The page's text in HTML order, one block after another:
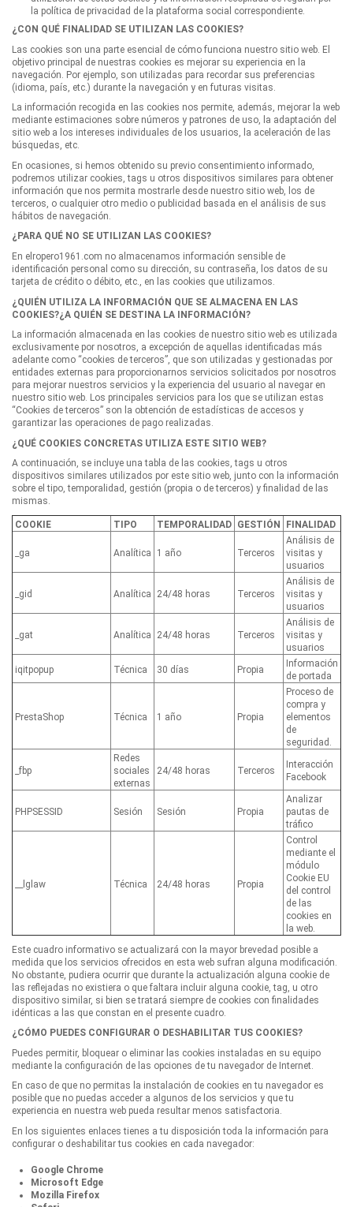
la política de privacidad de la plataforma social correspondiente.
¿CON QUÉ FINALIDAD SE UTILIZAN LAS COOKIES?
Las cookies son una parte esencial de cómo funciona nuestro sitio web. El
objetivo principal de nuestras cookies es mejorar su experiencia en la
navegación. Por ejemplo, son utilizadas para recordar sus preferencias
(idioma, país, etc.) durante la navegación y en futuras visitas.
La información recogida en las cookies nos permite, además, mejorar la web
mediante estimaciones sobre números y patrones de uso, la adaptación del
sitio web a los intereses individuales de los usuarios, la aceleración de las
búsquedas, etc.
En ocasiones, si hemos obtenido su previo consentimiento informado,
podremos utilizar cookies, tags u otros dispositivos similares para obtener
información que nos permita mostrarle desde nuestro sitio web, los de
terceros, o cualquier otro medio o publicidad basada en el análisis de sus
hábitos de navegación.
¿PARA QUÉ NO SE UTILIZAN LAS COOKIES?
En elropero1961.com no almacenamos información sensible de
identificación personal como su dirección, su contraseña, los datos de su
tarjeta de crédito o débito, etc., en las cookies que utilizamos.
¿QUIÉN UTILIZA LA INFORMACIÓN QUE SE ALMACENA EN LAS
COOKIES?¿A QUIÉN SE DESTINA LA INFORMACIÓN?
La información almacenada en las cookies de nuestro sitio web es utilizada
exclusivamente por nosotros, a excepción de aquellas identificadas más
adelante como “cookies de terceros”, que son utilizadas y gestionadas por
entidades externas para proporcionarnos servicios solicitados por nosotros
para mejorar nuestros servicios y la experiencia del usuario al navegar en
nuestro sitio web. Los principales servicios para los que se utilizan estas
“Cookies de terceros” son la obtención de estadísticas de accesos y
garantizar las operaciones de pago realizadas.
¿QUÉ COOKIES CONCRETAS UTILIZA ESTE SITIO WEB?
A continuación, se incluye una tabla de las cookies, tags u otros
dispositivos similares utilizados por este sitio web, junto con la información
sobre el tipo, temporalidad, gestión (propia o de terceros) y finalidad de las
mismas.
COOKIE TIPO TEMPORALIDAD GESTIÓN FINALIDAD
_ga Analítica 1 año Terceros
Análisis de
visitas y
usuarios
_gid Analítica 24/48 horas Terceros
Análisis de
visitas y
usuarios
_gat Analítica 24/48 horas Terceros
Análisis de
visitas y
usuarios
iqitpopup
Técnica 30 días Propia
Información
de portada
PrestaShop Técnica 1 año Propia
Proceso de
compra y
elementos
de
seguridad.
_fbp
Redes
sociales
externas
24/48 horas Terceros
Interacción
Facebook
PHPSESSID Sesión Sesión Propia
Analizar
pautas de
tráfico
__lglaw Técnica 24/48 horas Propia
Control
mediante el
módulo
Cookie EU
del control
de las
cookies en
la web.
Este cuadro informativo se actualizará con la mayor brevedad posible a
medida que los servicios ofrecidos en esta web sufran alguna modificación.
No obstante, pudiera ocurrir que durante la actualización alguna cookie de
las reflejadas no existiera o que faltara incluir alguna cookie, tag, u otro
dispositivo similar, si bien se tratará siempre de cookies con finalidades
idénticas a las que constan en el presente cuadro.
¿CÓMO PUEDES CONFIGURAR O DESHABILITAR TUS COOKIES?
Puedes permitir, bloquear o eliminar las cookies instaladas en su equipo
mediante la configuración de las opciones de tu navegador de Internet.
En caso de que no permitas la instalación de cookies en tu navegador es
posible que no puedas acceder a algunos de los servicios y que tu
experiencia en nuestra web pueda resultar menos satisfactoria.
En los siguientes enlaces tienes a tu disposición toda la información para
configurar o deshabilitar tus cookies en cada navegador:
Google Chrome
Microsoft Edge
Mozilla Firefox